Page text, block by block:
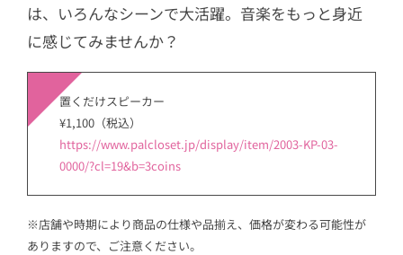
は、いろんなシーンで大活躍。音楽をもっと身近
に感じてみませんか？
置くだけスピーカー
¥1,100（税込）
https://www.palcloset.jp/display/item/2003-KP-03-
0000/?cl=19&b=3coins
※店舗や時期により商品の仕様や品揃え、価格が変わる可能性が
ありますので、ご注意ください。